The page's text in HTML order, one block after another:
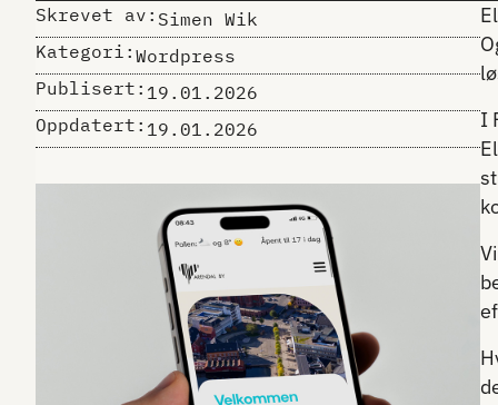
Skrevet av: Simen Wik
Kategori: Wordpress
Publisert: 19.01.2026
Oppdatert: 19.01.2026
I